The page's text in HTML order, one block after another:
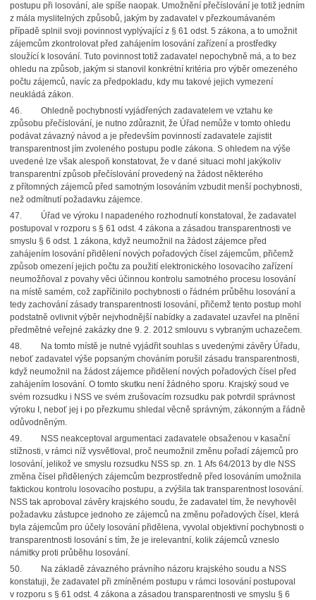
postupu při losování, ale spíše naopak. Umožnění přečíslování je totiž jedním
z mála myslitelných způsobů, jakým by zadavatel v přezkoumávaném
případě splnil svoji povinnost vyplývající z § 61 odst. 5 zákona, a to umožnit
zájemcům zkontrolovat před zahájením losování zařízení a prostředky
sloužící k losování. Tuto povinnost totiž zadavatel nepochybně má, a to bez
ohledu na způsob, jakým si stanovil konkrétní kritéria pro výběr omezeného
počtu zájemců, navíc za předpokladu, kdy mu takové jejich vymezení
neukládá zákon.
46.
Ohledně pochybností vyjádřených zadavatelem ve vztahu ke
způsobu přečíslování, je nutno zdůraznit, že Úřad nemůže v tomto ohledu
podávat závazný návod a je především povinností zadavatele zajistit
transparentnost jím zvoleného postupu podle zákona. S ohledem na výše
uvedené lze však alespoň konstatovat, že v dané situaci mohl jakýkoliv
transparentní způsob přečíslování provedený na žádost některého
z přítomných zájemců před samotným losováním vzbudit menší pochybnosti,
než odmítnutí požadavku zájemce.
47.
Úřad ve výroku I napadeného rozhodnutí konstatoval, že zadavatel
postupoval v rozporu s § 61 odst. 4 zákona a zásadou transparentnosti ve
smyslu § 6 odst. 1 zákona, když neumožnil na žádost zájemce před
zahájením losování přidělení nových pořadových čísel zájemcům, přičemž
způsob omezení jejich počtu za použití elektronického losovacího zařízení
neumožňoval z povahy věci účinnou kontrolu samotného procesu losování
na místě samém, což zapříčinilo pochybnosti o řádném průběhu losování a
tedy zachování zásady transparentnosti losování, přičemž tento postup mohl
podstatně ovlivnit výběr nejvhodnější nabídky a zadavatel uzavřel na plnění
předmětné veřejné zakázky dne 9. 2. 2012 smlouvu s vybraným uchazečem.
48.
Na tomto místě je nutné vyjádřit souhlas s uvedenými závěry Úřadu,
neboť zadavatel výše popsaným chováním porušil zásadu transparentnosti,
když neumožnil na žádost zájemce přidělení nových pořadových čísel před
zahájením losování. O tomto skutku není žádného sporu. Krajský soud ve
svém rozsudku i NSS ve svém zrušovacím rozsudku pak potvrdil správnost
výroku I, neboť jej i po přezkumu shledal věcně správným, zákonným a řádně
odůvodněným.
49.
NSS neakceptoval argumentaci zadavatele obsaženou v kasační
stížnosti, v rámci níž vysvětloval, proč neumožnil změnu pořadí zájemců pro
losování, jelikož ve smyslu rozsudku NSS sp. zn. 1 Afs 64/2013 by dle NSS
změna čísel přidělených zájemcům bezprostředně před losováním umožnila
faktickou kontrolu losovacího postupu, a zvýšila tak transparentnost losování.
NSS tak aproboval závěry krajského soudu, že zadavatel tím, že nevyhověl
požadavku zástupce jednoho ze zájemců na změnu pořadových čísel, která
byla zájemcům pro účely losování přidělena, vyvolal objektivní pochybnosti o
transparentnosti losování s tím, že je irelevantní, kolik zájemců vzneslo
námitky proti průběhu losování.
50.
Na základě závazného právního názoru krajského soudu a NSS
konstatuji, že zadavatel při zmíněném postupu v rámci losování postupoval
v rozporu s § 61 odst. 4 zákona a zásadou transparentnosti ve smyslu § 6